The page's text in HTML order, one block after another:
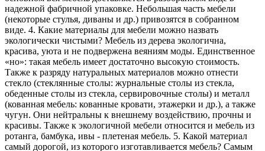
надежной фабричной упаковке. Небольшая часть мебели
(некоторые стулья, диваны и др.) привозятся в собранном
виде. 4. Какие материалы для мебели можно назвать
экологически чистыми? Мебель из дерева экологична,
красива, уюта и не подвержена веяниям моды. Единственное
«но»: такая мебель имеет достаточно высокую стоимость.
Также к разряду натуральных материалов можно отнести
стекло (стеклянные столы: журнальные столы из стекла,
обеденные столы из стекла, сервировочные столы) и металл
(кованная мебель: кованные кровати, этажерки и др.), а также
чугун. Они нейтральны к внешнему воздействию, прочны и
красивы. Также к экологичной мебели относится и мебель из
ротанга, бамбука, ивы - плетеная мебель. 5. Какой материал
самый дорогой, из которого изготавливается мебель? Самым